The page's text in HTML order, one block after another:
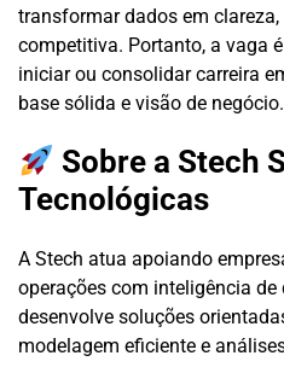
transformar dados em
competitiva. Portanto, a vaga
iniciar ou consolidar carreira
base sólida e visão de negócio.
Sobre a Stech
Tecnológicas
A Stech atua apoiando
operações com inteligência de
desenvolve soluções
modelagem eficiente e